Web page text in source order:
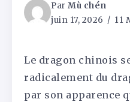
Par Mù chén
juin 17, 2026
11
Le dragon chinois
radicalement du
par son apparence